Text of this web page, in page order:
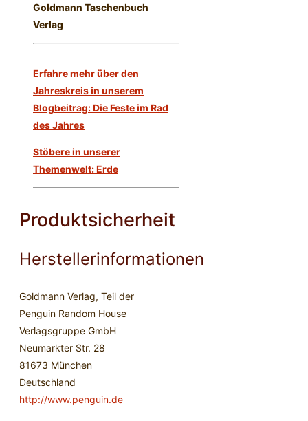
Goldmann Taschenbuch
Verlag
Erfahre mehr über den
Jahreskreis in unserem
Blogbeitrag: Die Feste im Rad
des Jahres
Stöbere in unserer
Themenwelt: Erde
Produktsicherheit
Herstellerinformationen
Goldmann Verlag, Teil der
Penguin Random House
Verlagsgruppe GmbH
Neumarkter Str. 28
81673 München
Deutschland
http://www.penguin.de